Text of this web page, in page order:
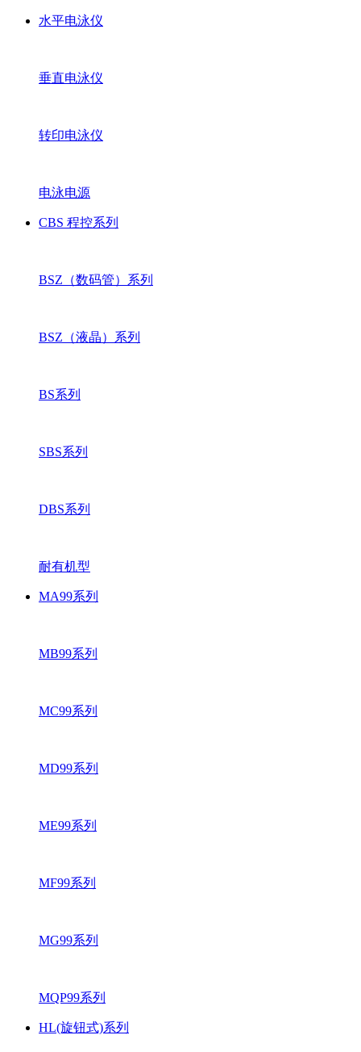
水平电泳仪
垂直电泳仪
转印电泳仪
电泳电源
CBS 程控系列
BSZ（数码管）系列
BSZ（液晶）系列
BS系列
SBS系列
DBS系列
耐有机型
MA99系列
MB99系列
MC99系列
MD99系列
ME99系列
MF99系列
MG99系列
MQP99系列
HL(旋钮式)系列